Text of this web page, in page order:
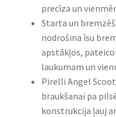
precīza un
Starta un
nodrošina īsu
apstākļos,
laukumam un
Pirelli Angel
braukšanai pa
konstrukcija ļauj